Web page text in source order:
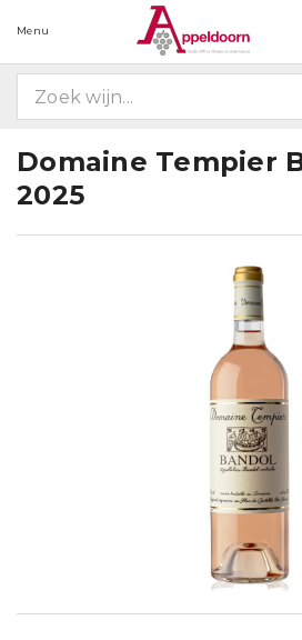
Menu
Domaine Tempier
2025